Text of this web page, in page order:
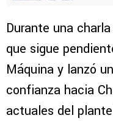
Durante una
que sigue
Máquina y lanzó
confianza hacia
actuales del